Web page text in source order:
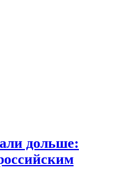
дольше: